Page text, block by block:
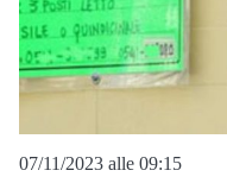
07/11/2023 alle 09:15